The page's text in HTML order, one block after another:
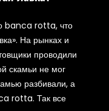
banca rotta, что
На рынках и
проводили
скамьи не мог
разбивали, а
rotta. Так все